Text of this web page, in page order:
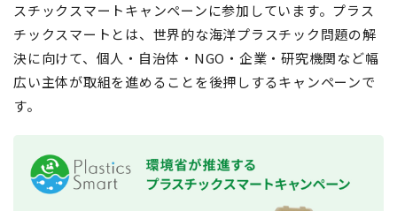
スチックスマートキャンペーンに参加しています。プラス
チックスマートとは、世界的な海洋プラスチック問題の解
決に向けて、個人・自治体・NGO・企業・研究機関など幅
広い主体が取組を進めることを後押しするキャンペーンで
す。